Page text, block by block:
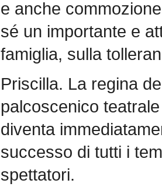
e anche
sé un importante e
famiglia, sulla
Priscilla. La regina
palcoscenico
diventa
successo di tutti i
spettatori.